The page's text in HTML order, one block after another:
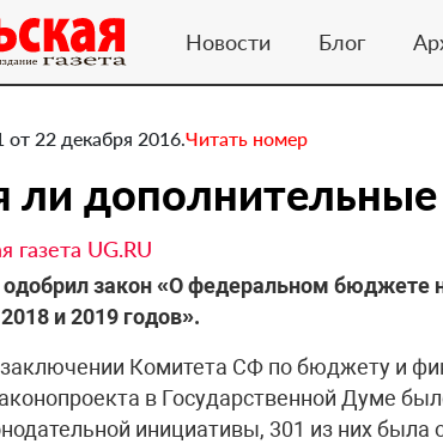
Новости Блог
22 декабря 2016.Читать номер
ли дополнительные
газета UG.RU
закон «О федеральном бюджете
и 2019 годов».
заключении Комитета СФ по бюджету и
в Государственной Думе
инициативы, 301 из них была